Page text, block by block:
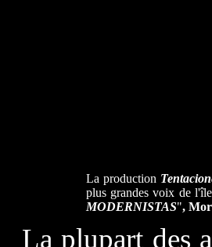
La production
plus grandes voix de
MODERNISTAS",
La plupart des